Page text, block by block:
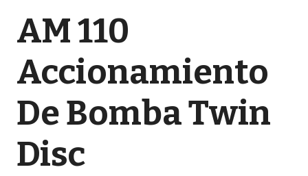
AM 110
Accionamiento
De Bomba Twin
Disc